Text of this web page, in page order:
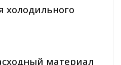
холодильного
материал